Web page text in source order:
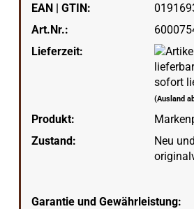
EAN | GTIN:
Art.Nr.:
Lieferzeit:
sofort
(Ausland
Produkt:
Zustand:
Neu und
Garantie und Gewährleistung: